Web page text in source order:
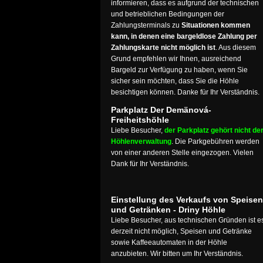
informieren, dass es aufgrund der technischen
und betrieblichen Bedingungen der
Zahlungsterminals zu Situationen kommen
kann, in denen eine bargeldlose Zahlung per
Zahlungskarte nicht möglich ist. Aus diesem
Grund empfehlen wir Ihnen, ausreichend
Bargeld zur Verfügung zu haben, wenn Sie
sicher sein möchten, dass Sie die Höhle
besichtigen können. Danke für Ihr Verständnis.
Parkplatz Der Demänová-
Freiheitshöhle
Liebe Besucher, der Parkplatz gehört nicht der
Höhlenverwaltung. Die Parkgebühren werden
von einer anderen Stelle eingezogen. Vielen
Dank für Ihr Verständnis.
Einstellung des Verkaufs von Speisen
und Getränken - Driny Höhle
Liebe Besucher, aus technischen Gründen ist
derzeit nicht möglich, Speisen und Getränke
sowie Kaffeeautomaten in der Höhle
anzubieten. Wir bitten um Ihr Verständnis.